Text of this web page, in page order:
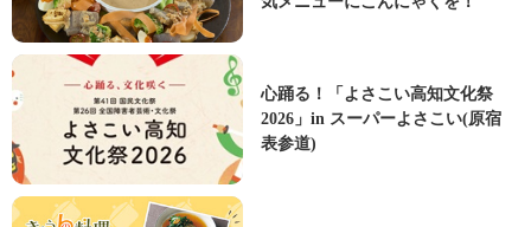
心踊る！「よさこい高知文化祭
2026」in スーパーよさこい(原宿
表参道)